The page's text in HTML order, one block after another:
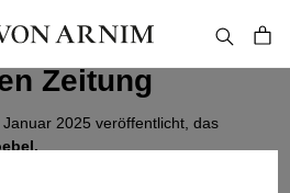
im Porträt der
Zeitung
2025 veröffentlicht, das